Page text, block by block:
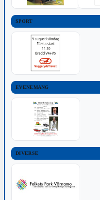
SPORT
EVENEMANG
DIVERSE